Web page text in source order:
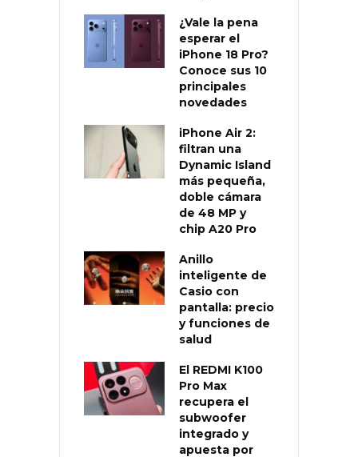
¿Vale la pena
esperar el
iPhone 18 Pro?
Conoce sus 10
principales
novedades
iPhone Air 2:
filtran una
Dynamic Island
más pequeña,
doble cámara
de 48 MP y
chip A20 Pro
Anillo
inteligente de
Casio con
pantalla: precio
y funciones de
salud
El REDMI K100
Pro Max
recupera el
subwoofer
integrado y
apuesta por